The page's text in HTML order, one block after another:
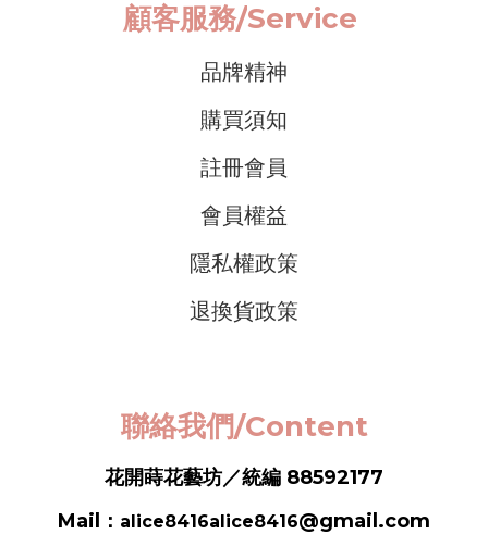
顧客服務/Service
品牌精神
購買須知
註冊會員
會員權益
隱私權政策
退換貨政策
聯絡我們/Content
花開蒔花藝坊／統編 88592177
Mail： alice8416alice8416@gmail.com